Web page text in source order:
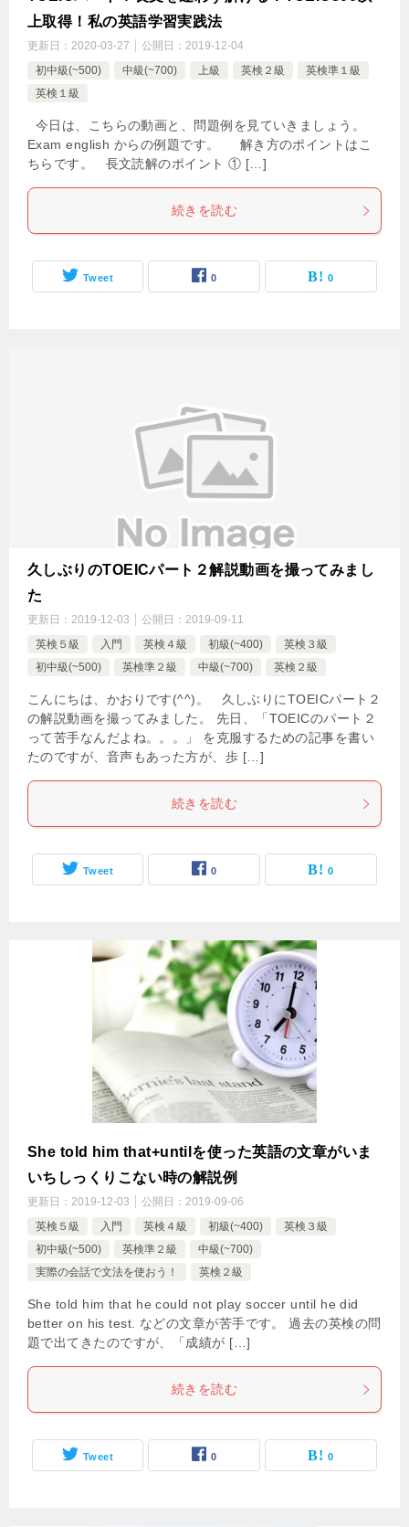
上取得！私の英語学習実践法
更新日： 2020-03-27 公開日： 2019-12-04
初中級(~500)
中級(~700) 上級 英検２級
英検準１級
英検１級
今日は、こちらの動画と、問題例を見ていきましょう。
Exam english からの例題です。 解き方のポイントはこ
ちらです。 長文読解のポイント ① […]
続きを読む
Tweet 0 0
久しぶりのTOEICパート２解説動画を撮ってみまし
た
更新日： 2019-12-03 公開日： 2019-09-11
英検５級
入門 英検４級 初級(~400)
英検３級
初中級(~500)
英検準２級 中級(~700) 英検２級
こんにちは、かおりです(^^)。 久しぶりにTOEICパート２
の解説動画を撮ってみました。 先日、「TOEICのパート２
って苦手なんだよね。。。」 を克服するための記事を書い
たのですが、音声もあった方が、歩 […]
続きを読む
Tweet 0 0
She told him that+untilを使った英語の文章がいま
いちしっくりこない時の解説例
更新日： 2019-12-03 公開日： 2019-09-06
英検５級
入門 英検４級 初級(~400)
英検３級
初中級(~500)
英検準２級
中級(~700)
実際の会話で文法を使おう！
英検２級
She told him that he could not play soccer until he did
better on his test. などの文章が苦手です。 過去の英検の問
題で出てきたのですが、「成績が […]
続きを読む
Tweet 0 0